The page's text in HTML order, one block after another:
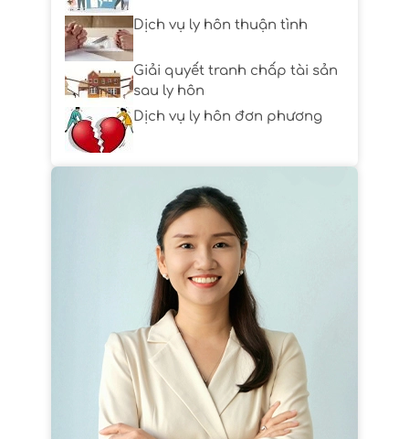
Dịch vụ ly hôn thuận tình
Giải quyết tranh chấp tài sản
sau ly hôn
Dịch vụ ly hôn đơn phương